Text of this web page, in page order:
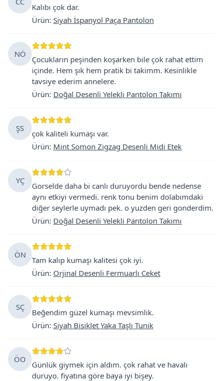
Kalıbı çok dar.
Ürün: Siyah İspanyol Paça Pantolon
NÖ
Çocukların peşinden koşarken bile çok rahat ettim
içinde. Hem şık hem pratik bi takimm. Kesinlikle
tavsiye ederim annelere.
Ürün: Doğal Desenli Yelekli Pantolon Takımı
ŞS
çok kaliteli kumaşı var.
Ürün: Mint Somon Zigzag Desenli Midi Etek
YÇ
Gorselde daha bi canlı duruyordu bende nedense
aynı etkiyi vermedi. renk tonu benim dolabımdaki
diğer seylerle uymadı pek. o yuzden geri gonderdim.
Ürün: Doğal Desenli Yelekli Pantolon Takımı
ÖN
Tam kalıp kumaşı kalitesi çok iyi.
Ürün: Orjinal Desenli Fermuarlı Ceket
SÇ
Beğendim güzel kumaşı mevsimlik.
Ürün: Siyah Bisiklet Yaka Taşlı Tunik
ÖO
Günlük giymek için aldım. çok rahat ve havalı
duruyo. fiyatına göre baya iyi bişey.